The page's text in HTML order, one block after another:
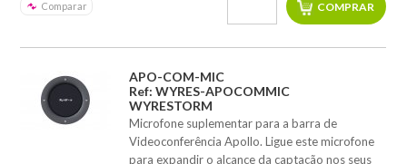
Comparar
APO-COM-MIC
Ref: WYRES-APOCOMMIC
WYRESTORM
Microfone suplementar para a barra de
Videoconferência Apollo. Ligue este microfone
para expandir o alcance da captação nos seus